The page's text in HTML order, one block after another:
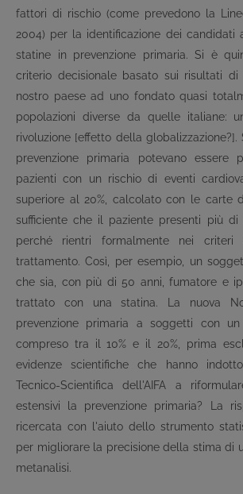
fattori di rischio (come prevedono la
2004) per la identificazione dei candidati
statine in prevenzione primaria. Si è
criterio decisionale basato sui risultati di
nostro paese ad uno fondato quasi
popolazioni diverse da quelle italiane:
rivoluzione [effetto della globalizzazione?].
prevenzione primaria potevano essere
pazienti con un rischio di eventi
superiore al 20%, calcolato con le carte
sufficiente che il paziente presenti più
perché rientri formalmente nei criteri
trattamento. Così, per esempio, un
che sia, con più di 50 anni, fumatore e
trattato con una statina. La nuova
prevenzione primaria a soggetti con
compreso tra il 10% e il 20%, prima
evidenze scientifiche che hanno
Tecnico-Scientifica dell'AIFA a
estensivi la prevenzione primaria? La
ricercata con l'aiuto dello strumento
per migliorare la precisione della stima di
metanalisi.